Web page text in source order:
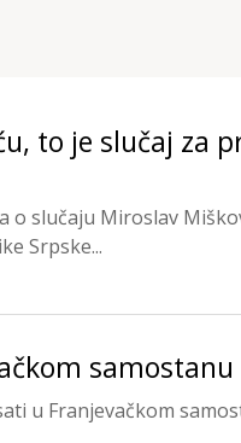
to je slučaj za
o slučaju Miroslav
Srpske...
samostanu
u Franjevačkom